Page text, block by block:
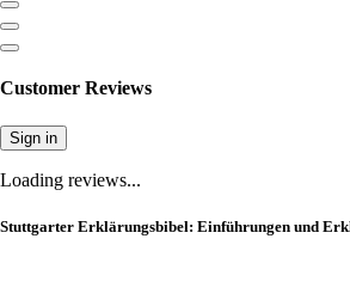
Customer Reviews
Sign in
Loading reviews...
Stuttgarter Erklärungsbibel: Einführungen und